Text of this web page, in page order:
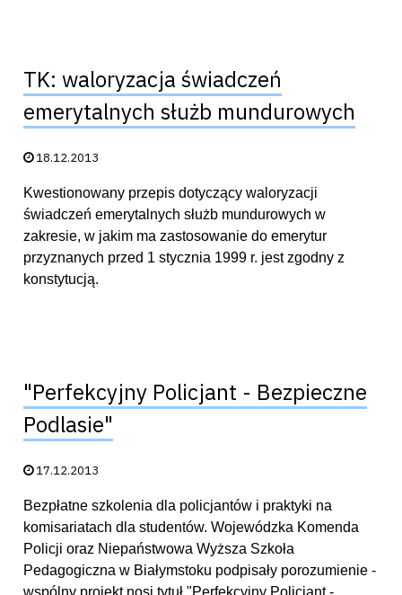
TK: waloryzacja świadczeń
emerytalnych służb mundurowych
Data publikacji:
18.12.2013
Kwestionowany przepis dotyczący waloryzacji
świadczeń emerytalnych służb mundurowych w
zakresie, w jakim ma zastosowanie do emerytur
przyznanych przed 1 stycznia 1999 r. jest zgodny z
konstytucją.
"Perfekcyjny Policjant - Bezpieczne
Podlasie"
Data publikacji:
17.12.2013
Bezpłatne szkolenia dla policjantów i praktyki na
komisariatach dla studentów. Wojewódzka Komenda
Policji oraz Niepaństwowa Wyższa Szkoła
Pedagogiczna w Białymstoku podpisały porozumienie -
wspólny projekt nosi tytuł "Perfekcyjny Policjant -